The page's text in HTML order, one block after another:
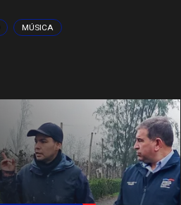
MÚSICA